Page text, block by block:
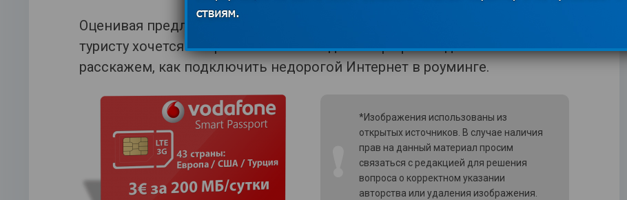
Оценивая предложения сотовых операторов в роуминге, каждому
туристу хочется выбрать самый выгодный тариф. Сегодня мы
расскажем, как подключить недорогой Интернет в роуминге.
*Изображения использованы из
открытых источников. В случае наличия
прав на данный материал просим
связаться с редакцией для решения
вопроса о корректном указании
авторства или удаления изображения.